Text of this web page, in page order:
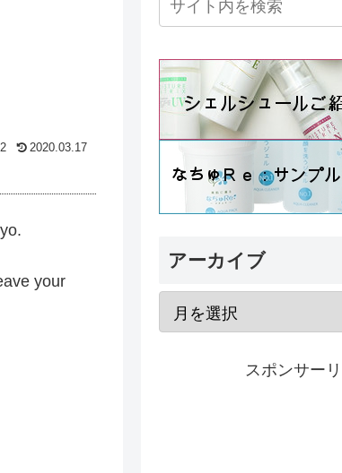
2020.03.17
your
アーカイブ
スポンサー